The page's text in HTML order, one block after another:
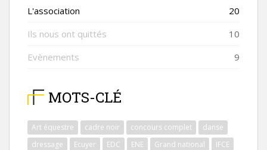
L'association
20
Ils nous ont quittés
10
Evènements
9
MOTS-CLÉ
Art équestre cadre noir concours complet
danse
dressage
Ecuyer EDC ENE Grand national
IFCE